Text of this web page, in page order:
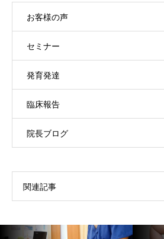
お客様の声
セミナー
発育発達
臨床報告
院長ブログ
関連記事